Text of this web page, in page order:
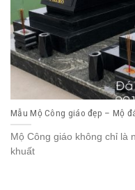
Mẫu Mộ Công giáo đẹp – Mộ
Mộ Công giáo không chỉ là
khuất